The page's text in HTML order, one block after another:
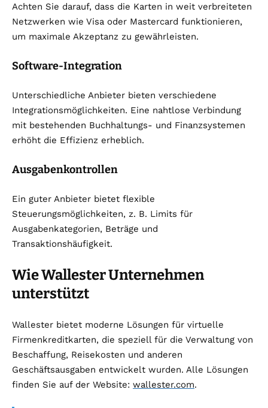
Achten Sie darauf, dass die Karten in weit verbreiteten
Netzwerken wie Visa oder Mastercard funktionieren,
um maximale Akzeptanz zu gewährleisten.
Software-Integration
Unterschiedliche Anbieter bieten verschiedene
Integrationsmöglichkeiten. Eine nahtlose Verbindung
mit bestehenden Buchhaltungs- und Finanzsystemen
erhöht die Effizienz erheblich.
Ausgabenkontrollen
Ein guter Anbieter bietet flexible
Steuerungsmöglichkeiten, z. B. Limits für
Ausgabenkategorien, Beträge und
Transaktionshäufigkeit.
Wie Wallester Unternehmen
unterstützt
Wallester bietet moderne Lösungen für virtuelle
Firmenkreditkarten, die speziell für die Verwaltung von
Beschaffung, Reisekosten und anderen
Geschäftsausgaben entwickelt wurden. Alle Lösungen
finden Sie auf der Website: wallester.com.